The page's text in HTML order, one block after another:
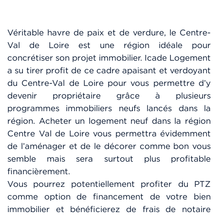
Véritable havre de paix et de verdure, le Centre-
Val de Loire est une région idéale pour
concrétiser son projet immobilier. Icade Logement
a su tirer profit de ce cadre apaisant et verdoyant
du Centre-Val de Loire pour vous permettre d’y
devenir propriétaire grâce à plusieurs
programmes immobiliers neufs lancés dans la
région. Acheter un logement neuf dans la région
Centre Val de Loire vous permettra évidemment
de l’aménager et de le décorer comme bon vous
semble mais sera surtout plus profitable
financièrement.
Vous pourrez potentiellement profiter du PTZ
comme option de financement de votre bien
immobilier et bénéficierez de frais de notaire